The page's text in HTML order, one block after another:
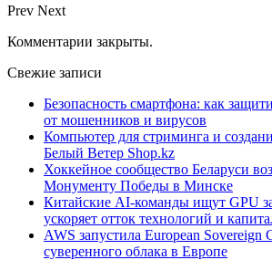
Prev Next
Комментарии закрыты.
Свежие записи
Безопасность смартфона: как
от мошенников и вирусов
Компьютер для стриминга и
Белый Ветер Shop.kz
Хоккейное сообщество Беларуси
Монументу Победы в Минске
Китайские AI-команды ищут GPU
ускоряет отток технологий и
AWS запустила European Sovereign
суверенного облака в Европе